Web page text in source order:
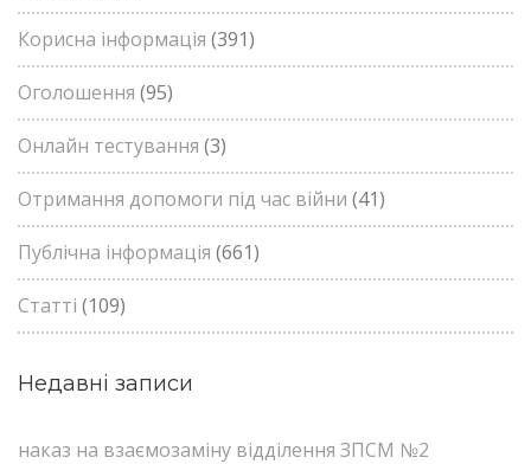
Корисна інформація (391)
Оголошення (95)
Онлайн тестування (3)
Отримання допомоги під час війни (41)
Публічна інформація (661)
Статті (109)
Недавні записи
наказ на взаємозаміну відділення ЗПСМ №2